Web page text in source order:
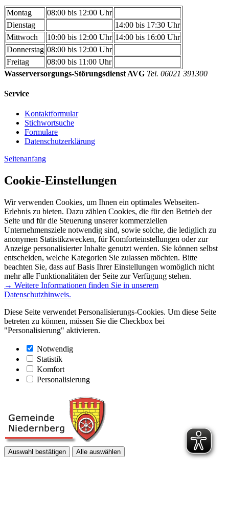
Montag
08:00 bis 12:00 Uhr
Dienstag
14:00 bis 17:30 Uhr
Mittwoch
10:00 bis 12:00 Uhr 14:00 bis 16:00 Uhr
Donnerstag 08:00 bis 12:00 Uhr
Freitag
08:00 bis 11:00 Uhr
Wasserversorgungs-Störungsdienst AVG Tel. 06021 391300
Service
Kontaktformular
Stichwortsuche
Formulare
Datenschutzerklärung
Seitenanfang
Cookie-Einstellungen
Wir verwenden Cookies, um Ihnen ein optimales Webseiten-
Erlebnis zu bieten. Dazu zählen Cookies, die für den Betrieb der
Seite und für die Steuerung unserer kommerziellen
Unternehmensziele notwendig sind, sowie solche, die lediglich zu
anonymen Statistikzwecken, für Komforteinstellungen oder zur
Anzeige personalisierter Inhalte genutzt werden. Sie können selbst
entscheiden, welche Kategorien Sie zulassen möchten. Bitte
beachten Sie, dass auf Basis Ihrer Einstellungen womöglich nicht
mehr alle Funktionalitäten der Seite zur Verfügung stehen.
→ Weitere Informationen finden Sie in unserem
Datenschutzhinweis.
Diese Seite verwendet Personalisierungs-Cookies. Um diese Seite
betreten zu können, müssen Sie die Checkbox bei
"Personalisierung" aktivieren.
Notwendig
Statistik
Komfort
Personalisierung
Auswahl bestätigen Alle auswählen